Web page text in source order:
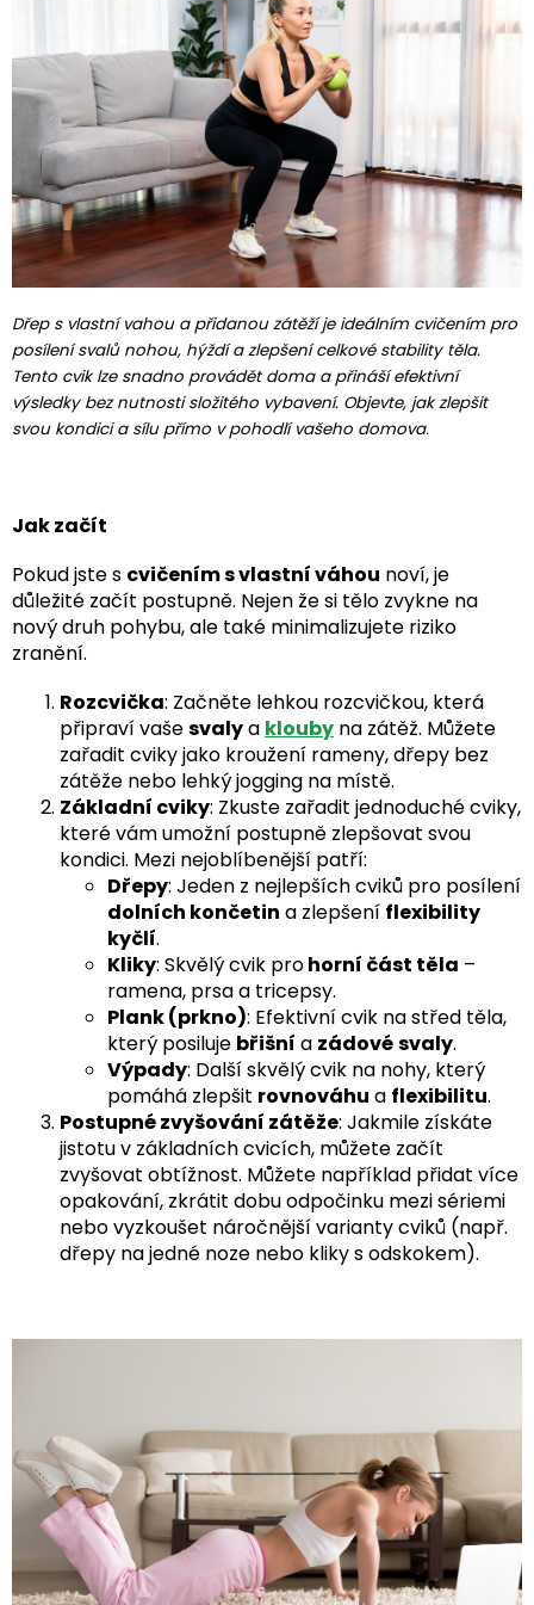
Dřep s vlastní vahou a přidanou zátěží je ideálním cvičením pro
posílení svalů nohou, hýždí a zlepšení celkové stability těla.
Tento cvik lze snadno provádět doma a přináší efektivní
výsledky bez nutnosti složitého vybavení. Objevte, jak zlepšit
svou kondici a sílu přímo v pohodlí vašeho domova.
Jak začít
Pokud jste s cvičením s vlastní váhou noví, je
důležité začít postupně. Nejen že si tělo zvykne na
nový druh pohybu, ale také minimalizujete riziko
zranění.
Rozcvička: Začněte lehkou rozcvičkou, která
připraví vašesvalya klouby na zátěž. Můžete
zařadit cviky jako kroužení rameny, dřepy bez
zátěže nebo lehký jogging na místě.
Základní cviky: Zkuste zařadit jednoduché cviky,
které vám umožní postupně zlepšovat svou
kondici. Mezi nejoblíbenější patří:
Dřepy: Jeden z nejlepších cviků pro posílení
dolních končetin a zlepšení flexibility
kyčlí.
Kliky: Skvělý cvik prohorní část těla –
ramena, prsa a tricepsy.
Plank (prkno): Efektivní cvik na střed těla,
který posiluje břišní a zádovésvaly.
Výpady: Další skvělý cvik na nohy, který
pomáhá zlepšit rovnováhu a flexibilitu.
Postupné zvyšování zátěže: Jakmile získáte
jistotu v základních cvicích, můžete začít
zvyšovat obtížnost. Můžete například přidat více
opakování, zkrátit dobu odpočinku mezi sériemi
nebo vyzkoušet náročnější varianty cviků (např.
dřepy na jedné noze nebo kliky s odskokem).